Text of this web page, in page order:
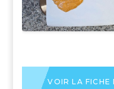
VOIR LA FICHE